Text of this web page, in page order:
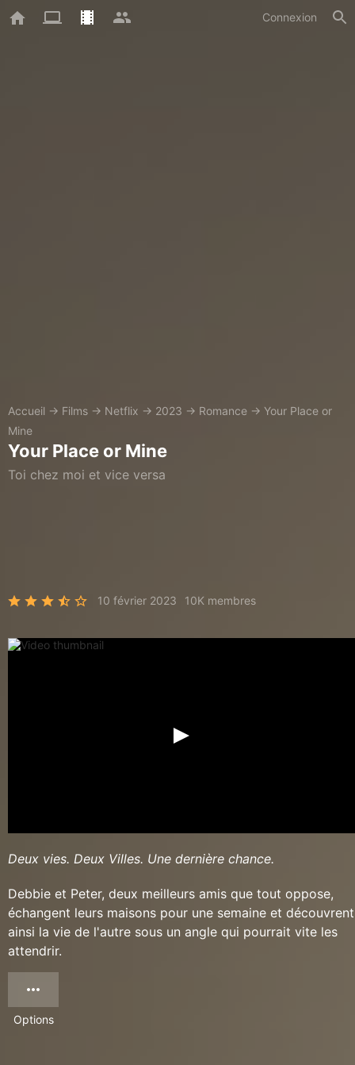
Connexion
Accueil → Films → Netflix → 2023 → Romance → Your Place or
Mine
Your Place or Mine
Toi chez moi et vice versa
10 février 2023 10K membres
Deux vies. Deux Villes. Une dernière chance.
Debbie et Peter, deux meilleurs amis que tout oppose,
échangent leurs maisons pour une semaine et découvrent
ainsi la vie de l'autre sous un angle qui pourrait vite les
attendrir.
Options